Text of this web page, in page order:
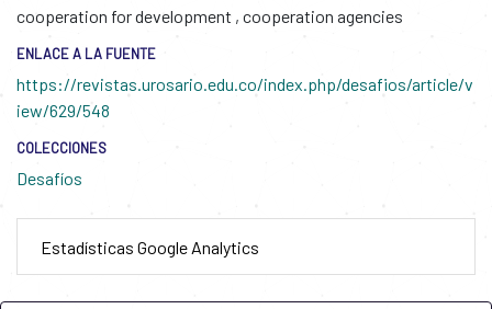
cooperation for development , cooperation agencies
ENLACE A LA FUENTE
https://revistas.urosario.edu.co/index.php/desafios/article/v
iew/629/548
COLECCIONES
Desafíos
Estadísticas Google Analytics